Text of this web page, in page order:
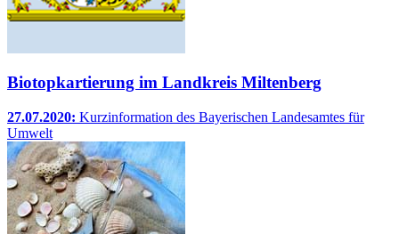
Biotopkartierung im Landkreis Miltenberg
27.07.2020: Kurzinformation des Bayerischen Landesamtes für
Umwelt